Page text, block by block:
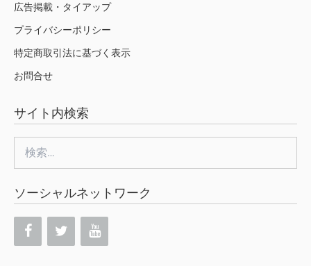
広告掲載・タイアップ
プライバシーポリシー
特定商取引法に基づく表示
お問合せ
サイト内検索
ソーシャルネットワーク